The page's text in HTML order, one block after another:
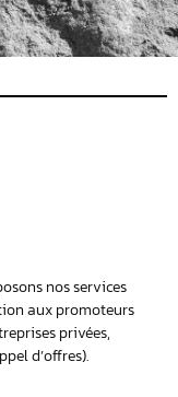
nos services
aux promoteurs
privées,
d’offres).